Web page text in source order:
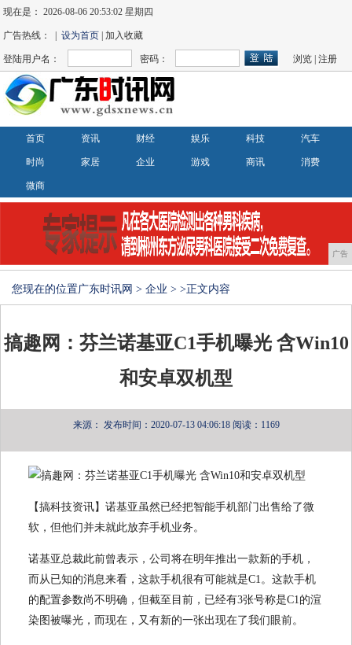
现在是：2026-08-06 20:53:02 星期四
广告热线： |设为首页 | 加入收藏
登陆用户名： 密码： 浏览 |注册
首页 资讯 财经 娱乐 科技 汽车
时尚 家居 企业 游戏 商讯 消费
微商
广告
您现在的位置广东时讯网 > 企业 > >正文内容
搞趣网：芬兰诺基亚C1手机曝光 含Win10
和安卓双机型
来源： 发布时间：2020-07-13 04:06:18 阅读：1169
【搞科技资讯】诺基亚虽然已经把智能手机部门出售给了微
软，但他们并未就此放弃手机业务。
诺基亚总裁此前曾表示，公司将在明年推出一款新的手机，
而从已知的消息来看，这款手机很有可能就是C1。这款手机
的配置参数尚不明确，但截至目前，已经有3张号称是C1的渲
染图被曝光，而现在，又有新的一张出现在了我们眼前。